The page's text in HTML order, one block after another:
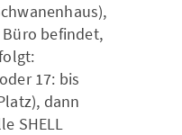
befindet,
17: bis
dann
SHELL